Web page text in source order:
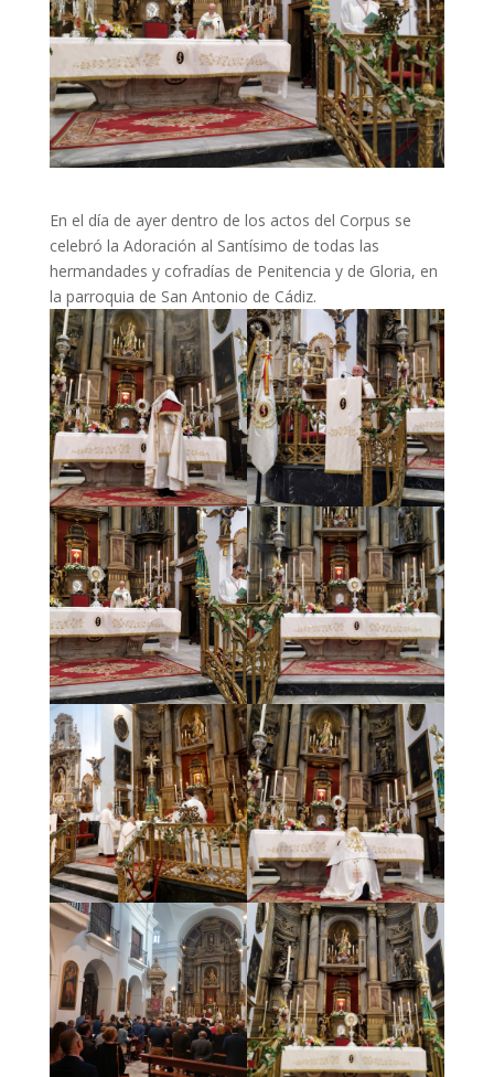
En el día de ayer dentro de los actos del Corpus se
celebró la Adoración al Santísimo de todas las
hermandades y cofradías de Penitencia y de Gloria, en
la parroquia de San Antonio de Cádiz.